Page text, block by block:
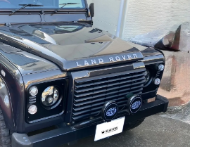
閉じる